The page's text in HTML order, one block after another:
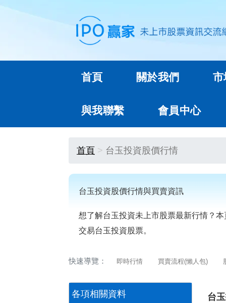
首頁 關於我們 市
與我聯繫 會員中心
首頁 台玉投資股價行情
台玉投資股價行情與買賣資訊
想了解台玉投資未上市股票最新行情？
交易台玉投資股票。
快速導覽： 即時行情 買賣流程(懶人包)
各項相關資料
台